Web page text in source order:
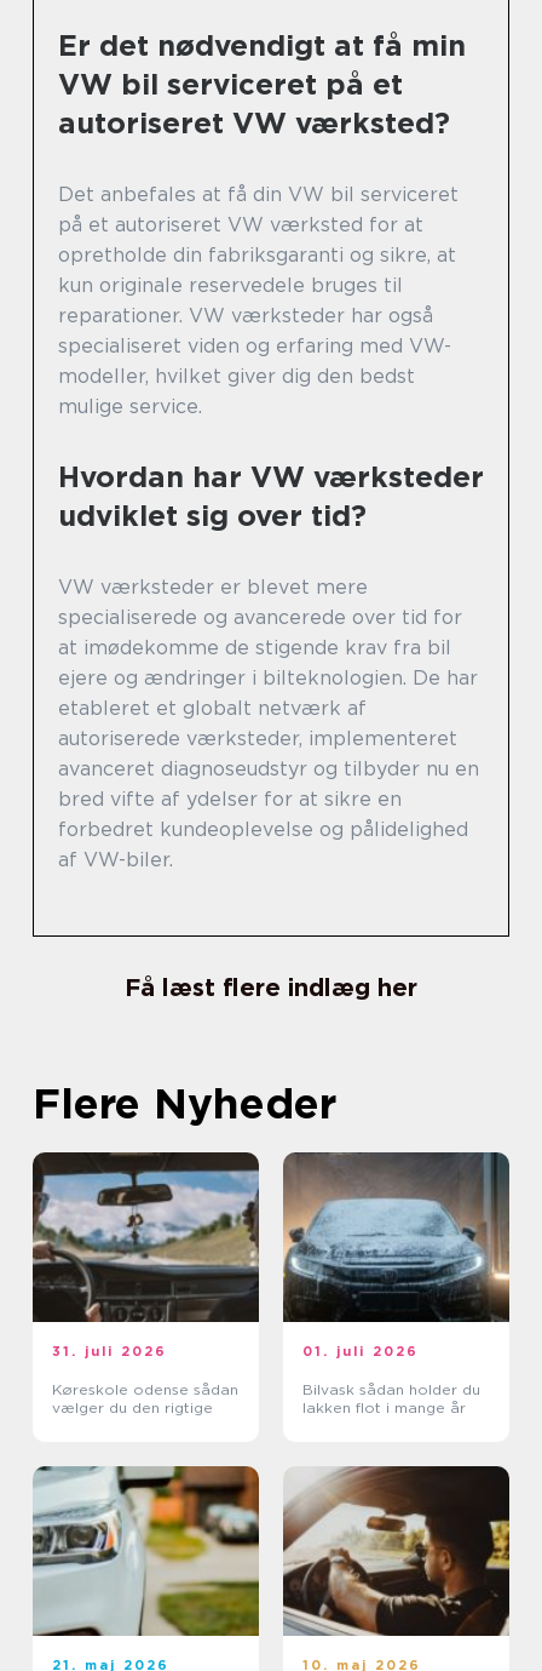
Er det nødvendigt at få min
VW bil serviceret på et
autoriseret VW værksted?
Det anbefales at få din VW bil serviceret
på et autoriseret VW værksted for at
opretholde din fabriksgaranti og sikre, at
kun originale reservedele bruges til
reparationer. VW værksteder har også
specialiseret viden og erfaring med VW-
modeller, hvilket giver dig den bedst
mulige service.
Hvordan har VW værksteder
udviklet sig over tid?
VW værksteder er blevet mere
specialiserede og avancerede over tid for
at imødekomme de stigende krav fra bil
ejere og ændringer i bilteknologien. De har
etableret et globalt netværk af
autoriserede værksteder, implementeret
avanceret diagnoseudstyr og tilbyder nu en
bred vifte af ydelser for at sikre en
forbedret kundeoplevelse og pålidelighed
af VW-biler.
Få læst flere indlæg her
Flere Nyheder
31. juli 2026
Køreskole odense sådan
vælger du den rigtige
01. juli 2026
Bilvask sådan holder du
lakken flot i mange år
21. maj 2026 10. maj 2026